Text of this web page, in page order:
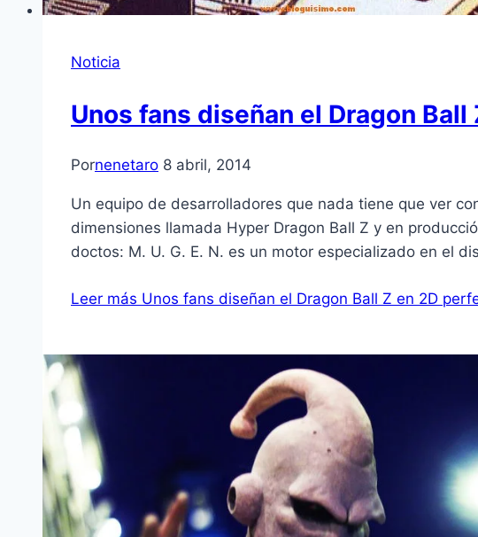
Noticia
Unos fans diseñan el Dragon Ball
Pornenetaro 8 abril, 2014
Un equipo de desarrolladores que nada tiene que ver
dimensiones llamada Hyper Dragon Ball Z y en
doctos: M. U. G. E. N. es un motor especializado en el
Leer más Unos fans diseñan el Dragon Ball Z en 2D